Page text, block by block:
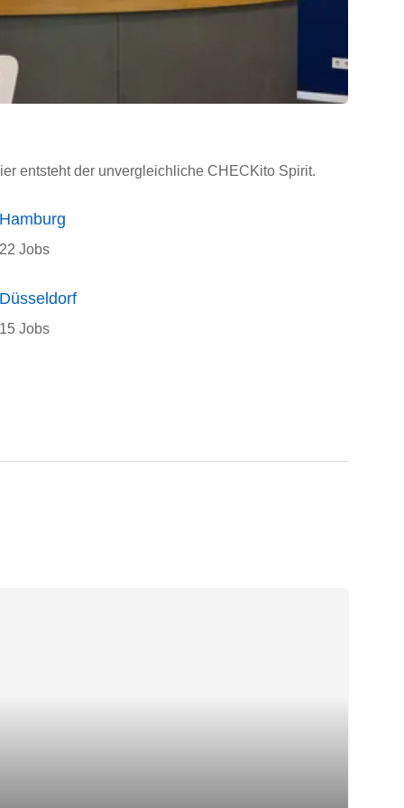
entsteht der unvergleichliche CHECKito Spirit.
Hamburg
22 Jobs
Düsseldorf
15 Jobs